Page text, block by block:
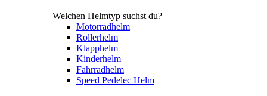
Welchen Helmtyp suchst du?
Motorradhelm
Rollerhelm
Klapphelm
Kinderhelm
Fahrradhelm
Speed Pedelec Helm